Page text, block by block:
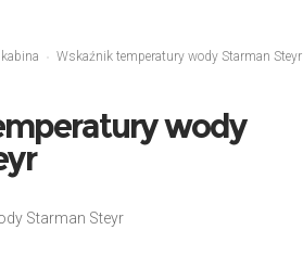
kabina Wskaźnik temperatury wody Starman Steyr
wody
Starman Steyr